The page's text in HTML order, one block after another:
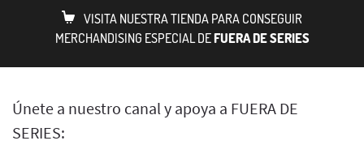
VISITA NUESTRA TIENDA PARA CONSEGUIR
MERCHANDISING ESPECIAL DEFUERA DE SERIES
Únete a nuestro canal y apoya a FUERA DE
SERIES: